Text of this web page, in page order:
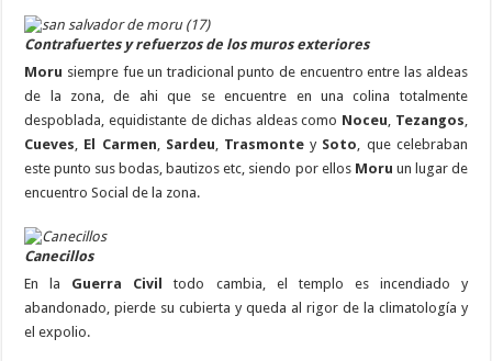
Contrafuertes y refuerzos de los muros exteriores
Moru siempre fue un tradicional punto de encuentro entre las aldeas
de la zona, de ahi que se encuentre en una colina totalmente
despoblada, equidistante de dichas aldeas como Noceu Tezangos
Cueves
El Carmen Sardeu Trasmonte y Soto , que celebraban
este punto sus bodas, bautizos etc, siendo por ellos Moru un lugar de
encuentro Social de la zona.
Canecillos
En la Guerra Civil
todo cambia, el templo es incendiado y
abandonado, pierde su cubierta y queda al rigor de la climatología y
el expolio.